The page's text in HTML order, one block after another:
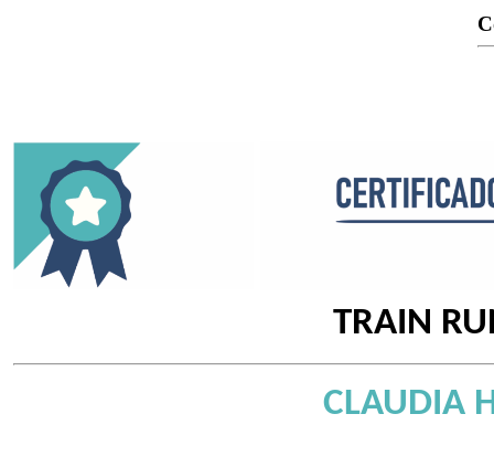
TRAIN
CLAUDIA